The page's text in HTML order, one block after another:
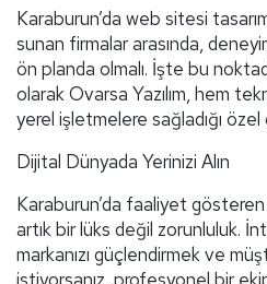
Karaburun’da web sitesi
sunan firmalar arasında,
ön planda olmalı. İşte bu
olarak Ovarsa Yazılım, hem
yerel işletmelere sağladığı özel
Dijital Dünyada Yerinizi Alın
Karaburun’da faaliyet
artık bir lüks değil zorunluluk.
markanızı güçlendirmek ve